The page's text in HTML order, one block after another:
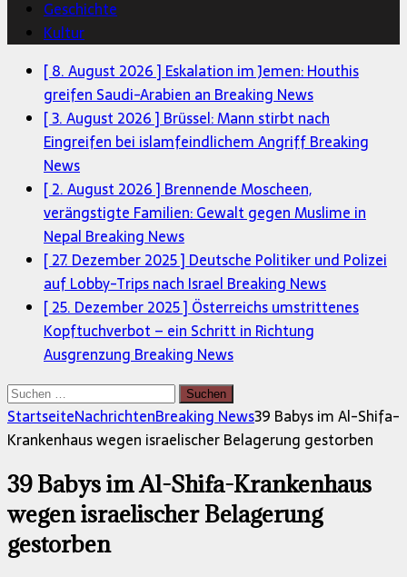
Geschichte
Kultur
[ 8. August 2026 ] Eskalation im Jemen: Houthis
greifen Saudi-Arabien an Breaking News
[ 3. August 2026 ] Brüssel: Mann stirbt nach
Eingreifen bei islamfeindlichem AngriffBreaking
News
[ 2. August 2026 ] Brennende Moscheen,
verängstigte Familien: Gewalt gegen Muslime in
Nepal Breaking News
[ 27. Dezember 2025 ] Deutsche Politiker und Polizei
auf Lobby-Trips nach Israel Breaking News
[ 25. Dezember 2025 ] Österreichs umstrittenes
Kopftuchverbot – ein Schritt in Richtung
Ausgrenzung Breaking News
Suchen
nach:
StartseiteNachrichtenBreaking News39 Babys im Al-Shifa-
Krankenhaus wegen israelischer Belagerung gestorben
39 Babys im Al-Shifa-Krankenhaus
wegen israelischer Belagerung
gestorben